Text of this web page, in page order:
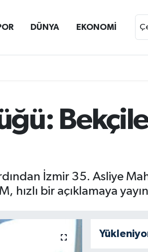
DÜNYA EKONOMİ
İzmir 35. Asliye
hızlı bir açıklamaya